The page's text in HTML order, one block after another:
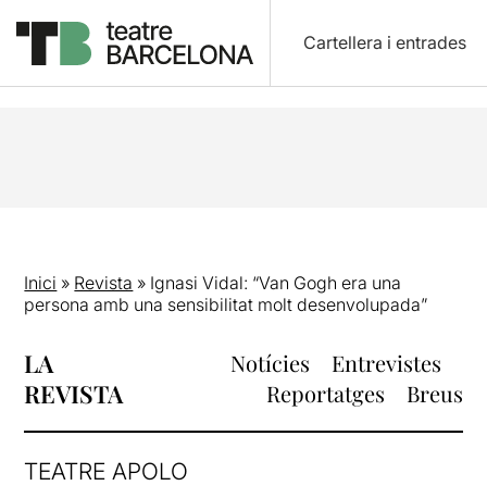
Cartellera i entrades
Inici » Revista » Ignasi Vidal: “Van Gogh era una
persona amb una sensibilitat molt desenvolupada”
LA
REVISTA
Notícies
Entrevistes
Reportatges
Breus
TEATRE APOLO